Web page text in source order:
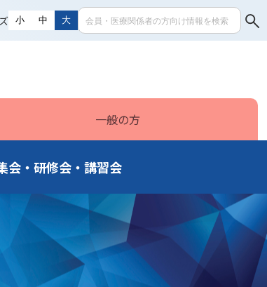
小 中 大
一般の方
会・研修会・講習会